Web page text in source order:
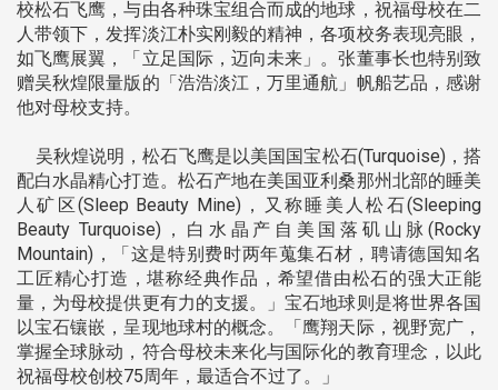
校松石飞鹰，与由各种珠宝组合而成的地球，祝福母校在二
人带领下，发挥淡江朴实刚毅的精神，各项校务表现亮眼，
如飞鹰展翼，「立足国际，迈向未来」。张董事长也特别致
赠吴秋煌限量版的「浩浩淡江，万里通航」帆船艺品，感谢
他对母校支持。
吴秋煌说明，松石飞鹰是以美国国宝松石(Turquoise)，搭
配白水晶精心打造。松石产地在美国亚利桑那州北部的睡美
人矿区(Sleep Beauty Mine)，又称睡美人松石(Sleeping
Beauty Turquoise)，白水晶产自美国落矶山脉(Rocky
Mountain)，「这是特别费时两年蒐集石材，聘请德国知名
工匠精心打造，堪称经典作品，希望借由松石的强大正能
量，为母校提供更有力的支援。」宝石地球则是将世界各国
以宝石镶嵌，呈现地球村的概念。「鹰翔天际，视野宽广，
掌握全球脉动，符合母校未来化与国际化的教育理念，以此
祝福母校创校75周年，最适合不过了。」